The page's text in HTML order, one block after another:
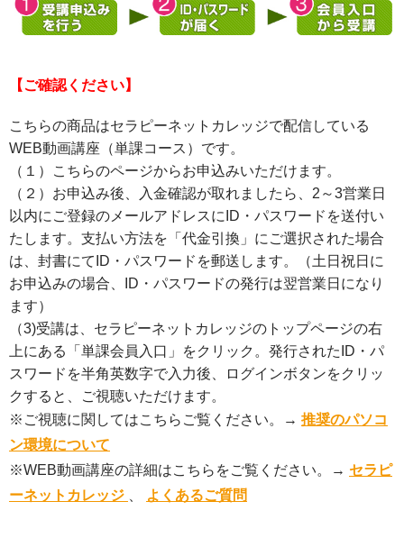
【ご確認ください】
こちらの商品はセラピーネットカレッジで配信している
WEB動画講座（単課コース）です。
（１）こちらのページからお申込みいただけます。
（２）お申込み後、入金確認が取れましたら、2～3営業日
以内にご登録のメールアドレスにID・パスワードを送付い
たします。支払い方法を「代金引換」にご選択された場合
は、封書にてID・パスワードを郵送します。（土日祝日に
お申込みの場合、ID・パスワードの発行は翌営業日になり
ます）
（3)受講は、セラピーネットカレッジのトップページの右
上にある「単課会員入口」をクリック。発行されたID・パ
スワードを半角英数字で入力後、ログインボタンをクリッ
クすると、ご視聴いただけます。
※ご視聴に関してはこちらご覧ください。→ 推奨のパソコ
ン環境について
※WEB動画講座の詳細はこちらをご覧ください。→ セラピ
ーネットカレッジ
よくあるご質問